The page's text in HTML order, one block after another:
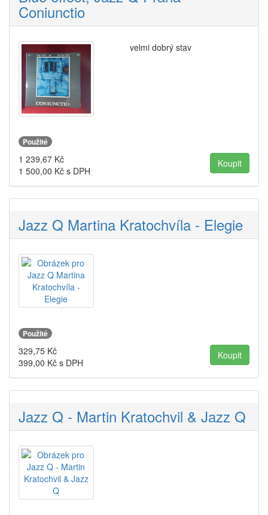
Coniunctio
velmi dobrý stav
Použité
1 239,67 Kč
1 500,00 Kč s DPH
Jazz Q Martina Kratochvíla - Elegie
Použité
329,75 Kč
399,00 Kč s DPH
Jazz Q - Martin Kratochvil & Jazz Q